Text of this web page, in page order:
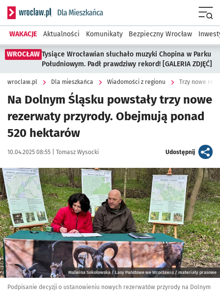
Serwis informacyjny wroclaw.pl podserwis: Dla mieszkańca
WAKACJE Aktualności Komunikaty Bezpieczny Wrocław
WROCŁAW Tysiące Wrocławian słuchało muzyki Chopina w Parku
Południowym. Padł prawdziwy rekord! [GALERIA ZDJĘĆ]
wroclaw.pl Dla mieszkańca Wiadomości z regionu Trzy nowe
Na Dolnym Śląsku powstały trzy nowe
rezerwaty przyrody. Obejmują ponad
520 hektarów
Data publikacji:
10.04.2025 08:55 | Autor:
Tomasz Wysocki Udostępnijartykuł
Kliknij, aby powiększyć
Malwina Sokołowska / Lasy Państowe we Wrocławiu / materiały prasowe
Podpisanie decyzji o ustanowieniu nowych rezerwatów przyrody na Dolnym